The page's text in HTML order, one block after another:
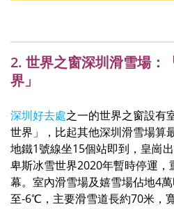
2. 世界之窗深圳滑雪場：
界」
深圳好去處之一的世界之窗設有
世界」，比起其他深圳滑雪場算
地鐵1號線坐15個站即到，皇崗
卑斯冰雪世界2020年暫時停運
幕。室內滑雪場及嬉雪場佔地4
至-6℃，主要滑雪道長約70米，